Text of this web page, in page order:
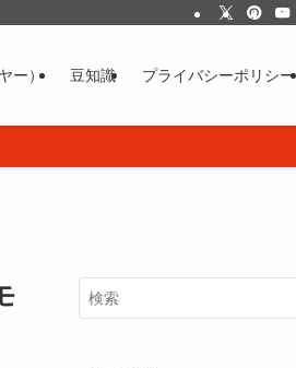
ー） 豆知識 プライバシーポリシー